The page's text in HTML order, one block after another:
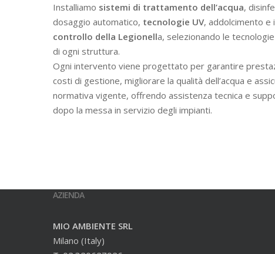
Installiamo sistemi di trattamento dell’acqua,
dosaggio automatico, tecnologie UV, addolcimento e
controllo della Legionella, selezionando le
di ogni struttura.
Ogni intervento viene progettato per garantire
costi di gestione, migliorare la qualità dell’acqua e
normativa vigente, offrendo assistenza tecnica e
dopo la messa in servizio degli impianti.
AZIENDA
MIO AMBIENTE SRL
Milano (Italy)